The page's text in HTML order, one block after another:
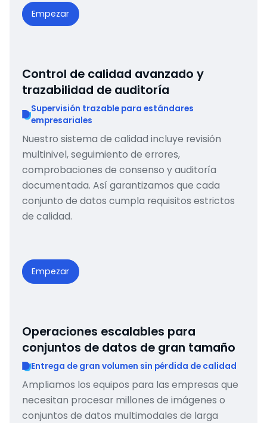
Empezar
Control de calidad avanzado y
trazabilidad de auditoría
Supervisión trazable para estándares
empresariales
Nuestro sistema de calidad incluye revisión
multinivel, seguimiento de errores,
comprobaciones de consenso y auditoría
documentada. Así garantizamos que cada
conjunto de datos cumpla requisitos estrictos
de calidad.
Empezar
Operaciones escalables para
conjuntos de datos de gran tamaño
Entrega de gran volumen sin pérdida de calidad
Ampliamos los equipos para las empresas que
necesitan procesar millones de imágenes o
conjuntos de datos multimodales de larga